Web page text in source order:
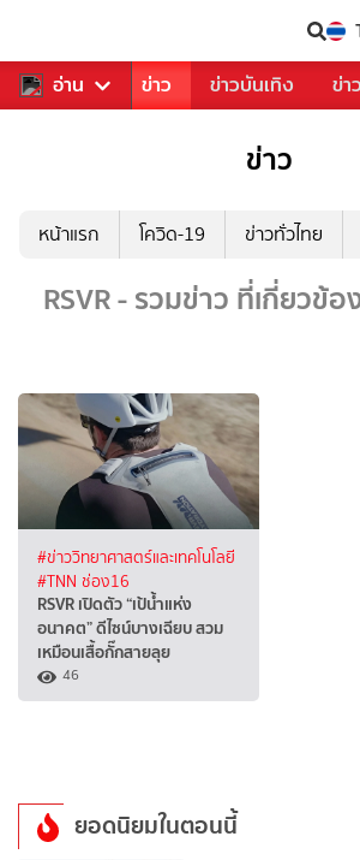
อ่าน
คุณ กีฬา ข่าว ข่าวบันเทิง ข่า
ข่าว
หน้าแรก โควิด-19 ข่าวทั่วไทย
RSVR - รวมข่าว ที่เกี่ยวข้อ
#ข่าววิทยาศาสตร์และเทคโนโลยี
#TNN ช่อง16
RSVR เปิดตัว “เป้น้ำแห่ง
อนาคต” ดีไซน์บางเฉียบ สวม
เหมือนเสื้อกั๊กสายลุย
46
ยอดนิยมในตอนนี้